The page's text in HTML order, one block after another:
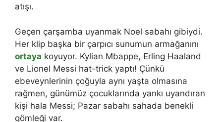
atışı.
Geçen çarşamba uyanmak Noel sabahı gibiydi.
Her klip başka bir çarpıcı sunumun armağanını
ortaya koyuyor. Kylian Mbappe, Erling Haaland
ve Lionel Messi hat-trick yaptı! Çünkü
ebeveynlerinin çoğuyla aynı yaşta olmasına
rağmen, günümüz çocuklarında yankı uyandıran
kişi hala Messi; Pazar sabahı sahada benekli
gömleği var.